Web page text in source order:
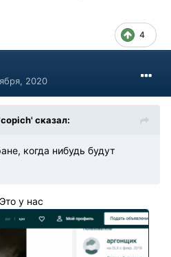
4
2020
сказал:
когда нибудь будут
у нас